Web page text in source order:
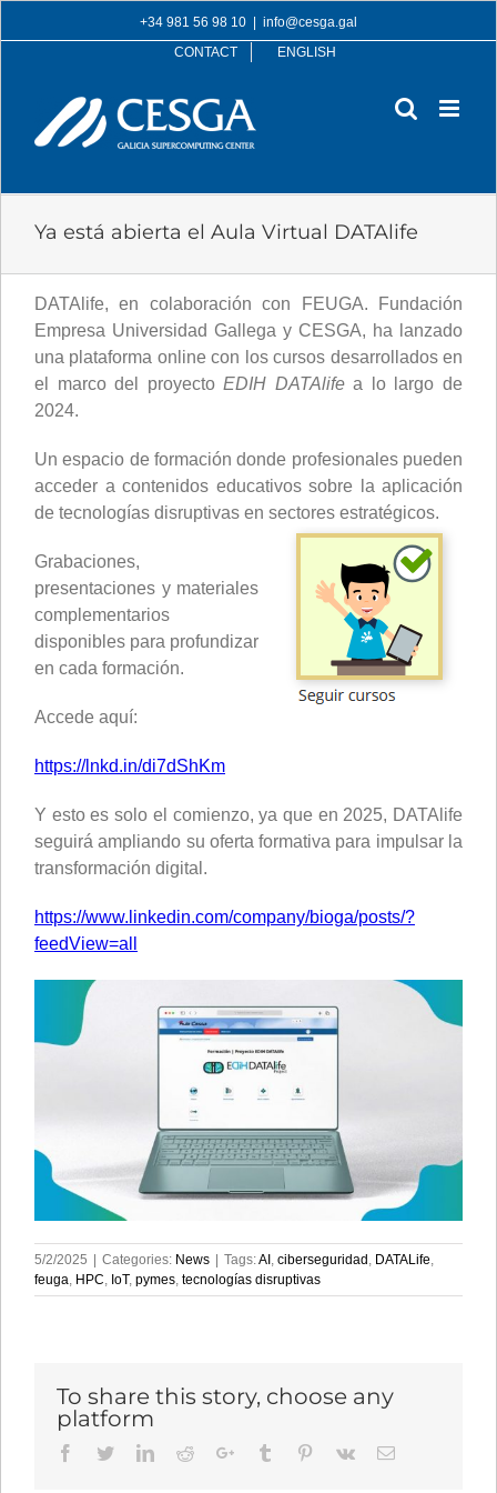
to
+34 981 56 98 10
info@cesga.gal
CONTACT
ENGLISH
Ya está abierta el Aula Virtual DATAlife
DATAlife, en colaboración con FEUGA. Fundación
Empresa Universidad Gallega y CESGA, ha lanzado
una plataforma online con los cursos desarrollados en
el marco del proyectoEDIH DATAlifea lo largo de
2024.
Un espacio de formación donde profesionales pueden
acceder a contenidos educativos sobre la aplicación
de tecnologías disruptivas en sectores estratégicos.
Grabaciones,
presentaciones y materiales
complementarios
disponibles para profundizar
en cada formación.
Accede aquí:
https://lnkd.in/di7dShKm
Y esto es solo el comienzo, ya que en 2025, DATAlife
seguirá ampliando su oferta formativa para impulsar la
transformación digital.
https://www.linkedin.com/company/bioga/posts/?
feedView=all
5/2/2025 Categories: News Tags:AI , ciberseguridad , DATALife,
feuga, HPC, IoT, pymes, tecnologías disruptivas
To share this story, choose any
platform
Facebook
TwitterLinkedIn
RedditGoogle+Tumblr Pinterest
Vk Email